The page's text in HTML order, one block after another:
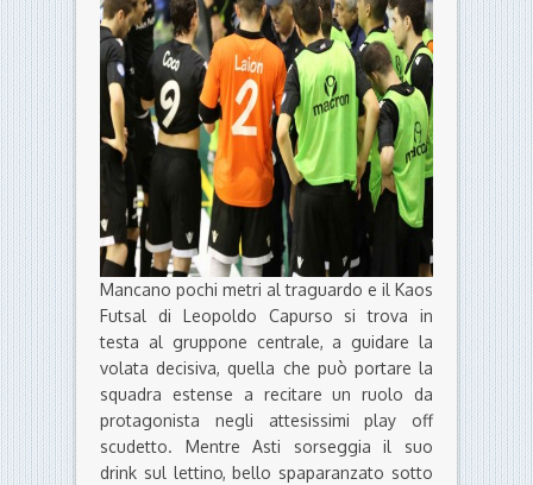
Mancano pochi metri al traguardo e il Kaos
Futsal di Leopoldo Capurso si trova in
testa al gruppone centrale, a guidare la
volata decisiva, quella che può portare la
squadra estense a recitare un ruolo da
protagonista negli attesissimi play off
scudetto. Mentre Asti sorseggia il suo
drink sul lettino, bello spaparanzato sotto